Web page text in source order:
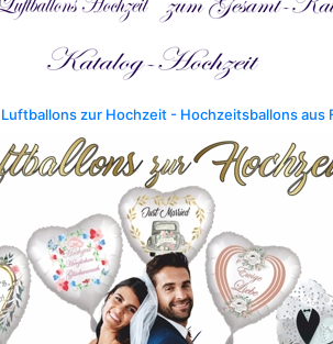
zur Hochzeit - Hochzeitsballons aus